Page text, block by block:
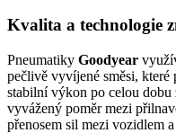
Kvalita a technologie
Pneumatiky Goodyear
pečlivě vyvíjené směsi, které
stabilní výkon po celou
vyvážený poměr mezi
přenosem sil mezi vozidlem